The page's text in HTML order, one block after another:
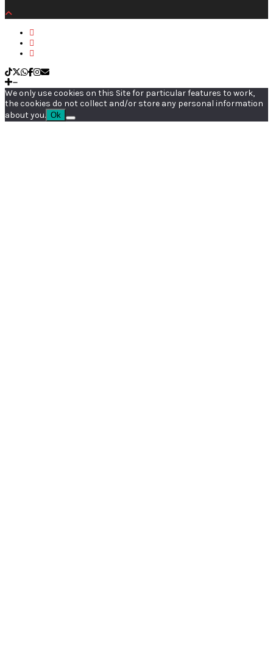
We only use cookies on this Site for particular features to work,
the cookies do not collect and/or store any personal information
about you. Ok